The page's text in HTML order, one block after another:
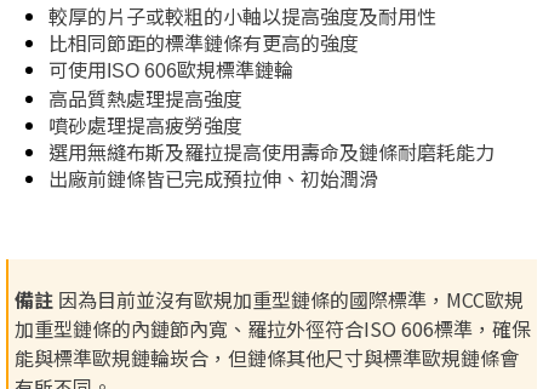
較厚的片子或較粗的小軸以提高強度及耐用性
比相同節距的標準鏈條有更高的強度
可使用 ISO 606歐規標準鏈輪
高品質熱處理提高強度
噴砂處理提高疲勞強度
選用無縫布斯及羅拉提高使用壽命及鏈條耐磨耗能力
出廠前鏈條皆已完成預拉伸、初始潤滑
備註 因為目前並沒有歐規加重型鏈條的國際標準，MCC歐規
加重型鏈條的內鏈節內寬、羅拉外徑符合ISO 606標準，確保
能與標準歐規鏈輪崁合，但鏈條其他尺寸與標準歐規鏈條會